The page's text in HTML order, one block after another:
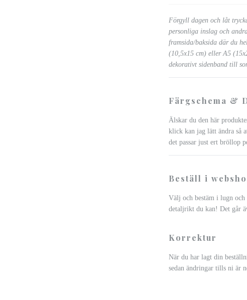
Förgyll dagen och låt
personliga inslag och
framsida/baksida där du
(10,5x15 cm) eller A5
dekorativt sidenband till
Färgschema &
Älskar du den här
klick kan jag lätt ändra så
det passar just ert bröllop
Beställ i
Välj och bestäm i lugn och
detaljrikt du kan! Det går
Korrektur
När du har lagt din
sedan ändringar tills ni är